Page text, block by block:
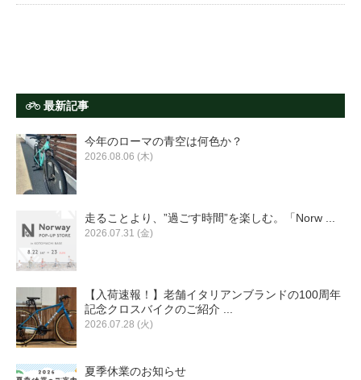
Norwayシリーズ
eVita
コンテンツ
店舗ブログ
イベント
最新記事
今年のローマの青空は何色か？
2026.08.06 (木)
走ることより、”過ごす時間”を楽しむ。「Norw ...
2026.07.31 (金)
【入荷速報！】老舗イタリアンブランドの100周年
記念クロスバイクのご紹介 ...
2026.07.28 (火)
夏季休業のお知らせ